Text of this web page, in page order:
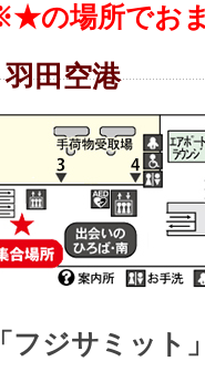
の場所でお
羽田空港
「フジサミット